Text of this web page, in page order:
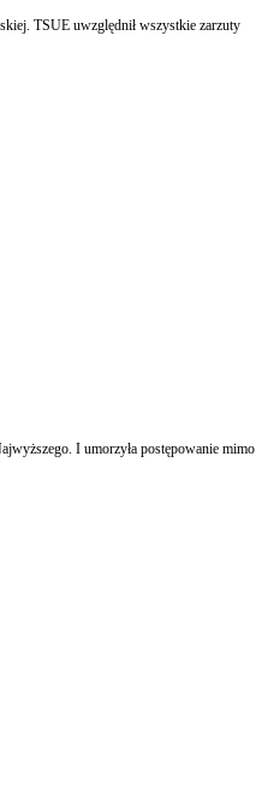
TSUE uwzględnił wszystkie zarzuty
I umorzyła postępowanie mimo